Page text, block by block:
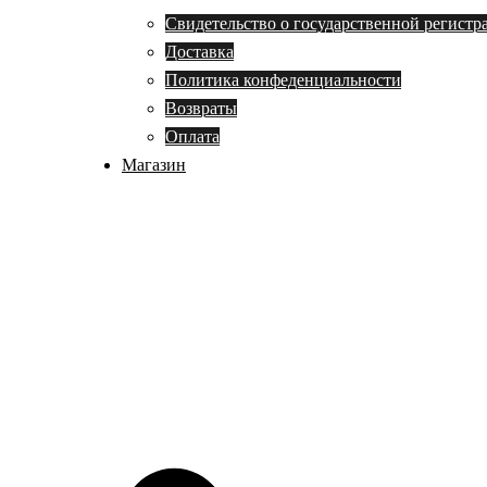
Свидетельство о государственной
Доставка
Политика конфеденциальности
Возвраты
Оплата
Магазин